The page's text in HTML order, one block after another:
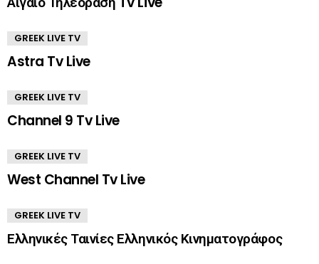
GREEK LIVE TV
Astra Tv Live
GREEK LIVE TV
Channel 9 Tv Live
GREEK LIVE TV
West Channel Tv Live
GREEK LIVE TV
Ελληνικές Ταινίες Ελληνικός Κινηματογράφος